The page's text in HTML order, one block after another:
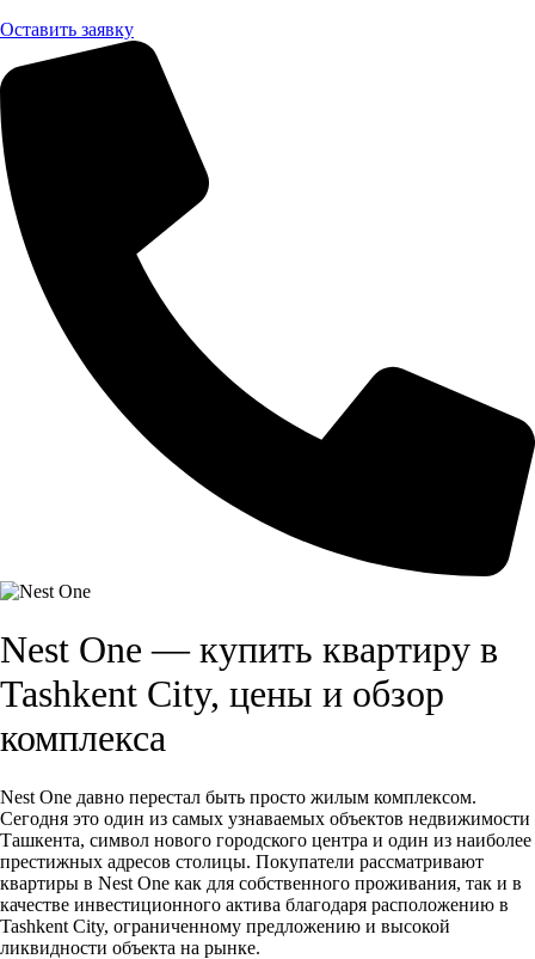
Оставить заявку
Nest One — купить квартиру в
Tashkent City, цены и обзор
комплекса
Nest One давно перестал быть просто жилым комплексом.
Сегодня это один из самых узнаваемых объектов недвижимости
Ташкента, символ нового городского центра и один из наиболее
престижных адресов столицы. Покупатели рассматривают
квартиры в Nest One как для собственного проживания, так и в
качестве инвестиционного актива благодаря расположению в
Tashkent City, ограниченному предложению и высокой
ликвидности объекта на рынке.